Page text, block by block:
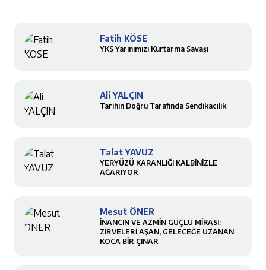
Fatih KÖSE
YKS Yarınımızı Kurtarma Savaşı
Ali YALÇIN
Tarihin Doğru Tarafında Sendikacılık
Talat YAVUZ
YERYÜZÜ KARANLIĞI KALBİNİZLE
AĞARIYOR
Mesut ÖNER
İNANCIN VE AZMİN GÜÇLÜ MİRASI:
ZİRVELERİ AŞAN, GELECEĞE UZANAN
KOCA BİR ÇINAR